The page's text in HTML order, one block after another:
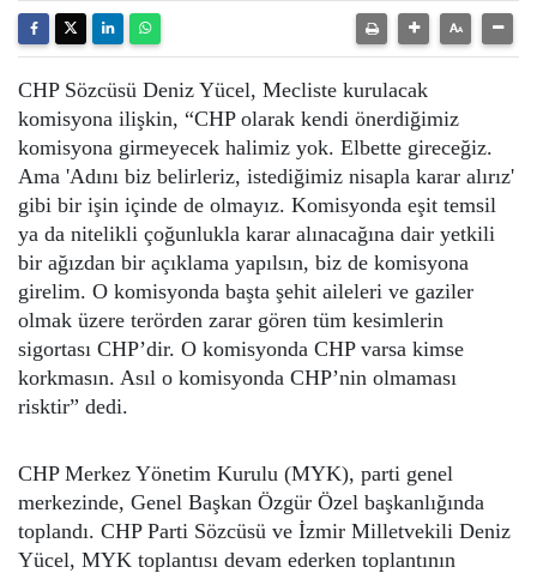
CHP Sözcüsü Deniz Yücel, Mecliste kurulacak
komisyona ilişkin, “CHP olarak kendi önerdiğimiz
komisyona girmeyecek halimiz yok. Elbette gireceğiz.
Ama 'Adını biz belirleriz, istediğimiz nisapla karar alırız'
gibi bir işin içinde de olmayız. Komisyonda eşit temsil
ya da nitelikli çoğunlukla karar alınacağına dair yetkili
bir ağızdan bir açıklama yapılsın, biz de komisyona
girelim. O komisyonda başta şehit aileleri ve gaziler
olmak üzere terörden zarar gören tüm kesimlerin
sigortası CHP’dir. O komisyonda CHP varsa kimse
korkmasın. Asıl o komisyonda CHP’nin olmaması
risktir” dedi.
CHP Merkez Yönetim Kurulu (MYK), parti genel
merkezinde, Genel Başkan Özgür Özel başkanlığında
toplandı. CHP Parti Sözcüsü ve İzmir Milletvekili Deniz
Yücel, MYK toplantısı devam ederken toplantının